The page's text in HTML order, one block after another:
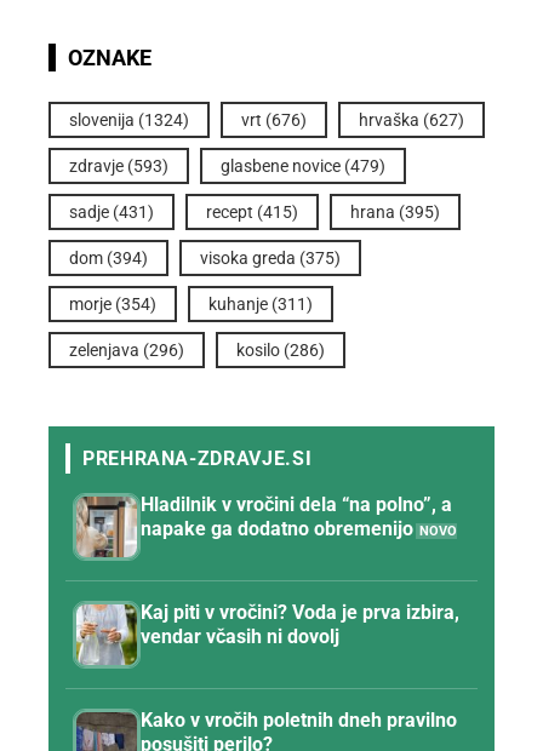
OZNAKE
slovenija (1324) vrt (676) hrvaška (627)
zdravje (593) glasbene novice (479)
sadje (431) recept (415) hrana (395)
dom (394) visoka greda (375)
morje (354) kuhanje (311)
zelenjava (296) kosilo (286)
Hladilnik v vročini dela “na polno”, a
napake ga dodatno obremenijo
Kaj piti v vročini? Voda je prva izbira,
vendar včasih ni dovolj
Kako v vročih poletnih dneh pravilno
posušiti perilo?